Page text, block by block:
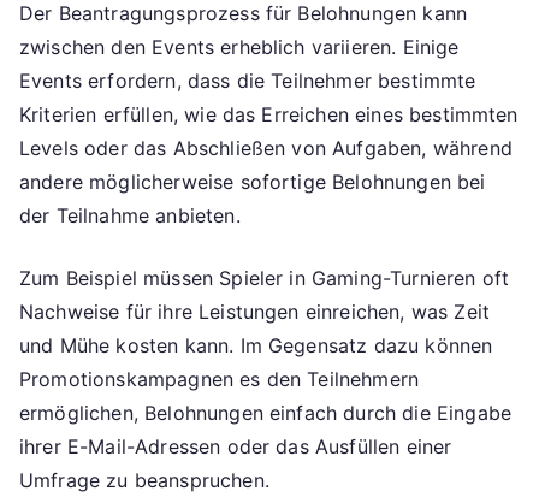
Der Beantragungsprozess für Belohnungen kann
zwischen den Events erheblich variieren. Einige
Events erfordern, dass die Teilnehmer bestimmte
Kriterien erfüllen, wie das Erreichen eines bestimmten
Levels oder das Abschließen von Aufgaben, während
andere möglicherweise sofortige Belohnungen bei
der Teilnahme anbieten.
Zum Beispiel müssen Spieler in Gaming-Turnieren oft
Nachweise für ihre Leistungen einreichen, was Zeit
und Mühe kosten kann. Im Gegensatz dazu können
Promotionskampagnen es den Teilnehmern
ermöglichen, Belohnungen einfach durch die Eingabe
ihrer E-Mail-Adressen oder das Ausfüllen einer
Umfrage zu beanspruchen.